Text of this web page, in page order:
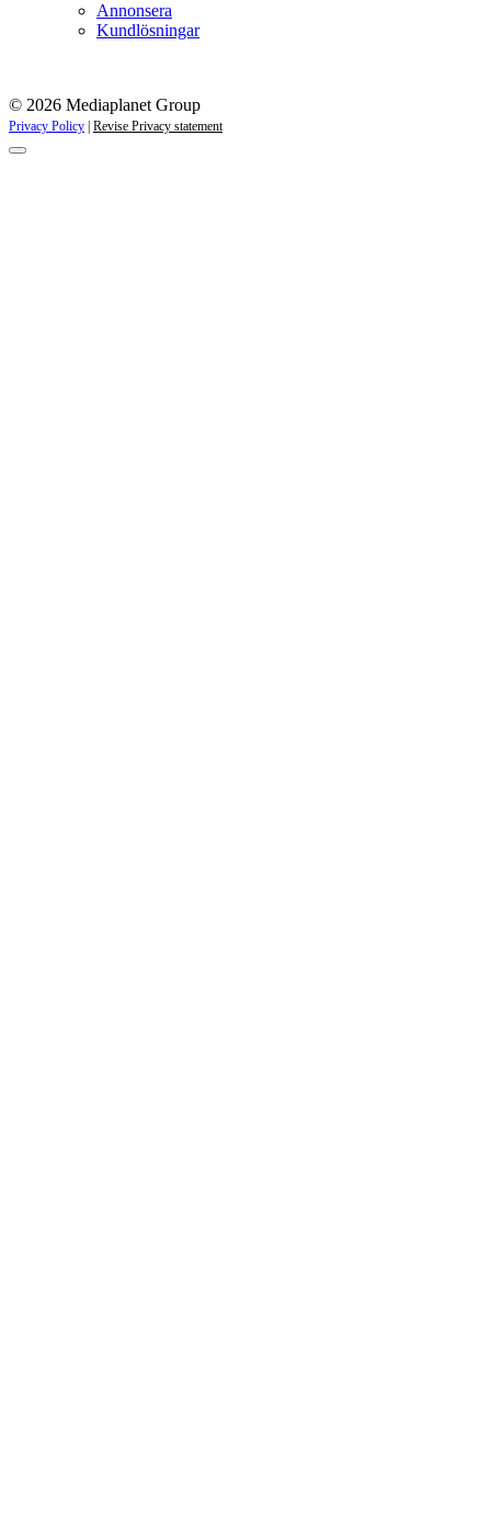
Annonsera
Kundlösningar
© 2026 Mediaplanet Group
Privacy Policy Revise Privacy statement